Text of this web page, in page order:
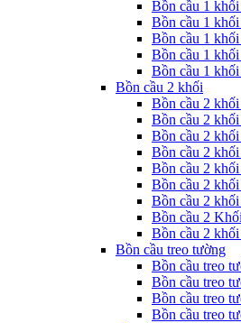
Bồn cầu 1
Bồn cầu 1
Bồn cầu 1 khối
Bồn cầu 1
Bồn cầu 1
Bồn cầu 2 khối
Bồn cầu 2
Bồn cầu 2
Bồn cầu 2
Bồn cầu 2
Bồn cầu 2
Bồn cầu 2 khối
Bồn cầu 2
Bồn cầu 2
Bồn cầu 2
Bồn cầu treo tường
Bồn cầu treo
Bồn cầu treo
Bồn cầu treo
Bồn cầu treo